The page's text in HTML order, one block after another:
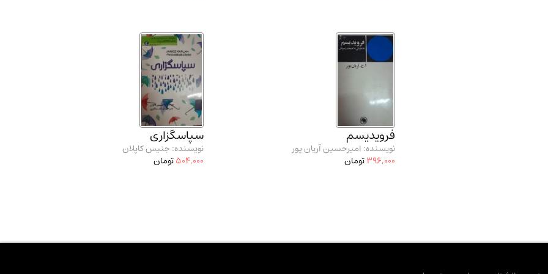
فرویدیسم
نویسنده: امیرحسین آریان پور
396,000تومان
سپاسگزاری
نویسنده: جنیس کاپلان
504,000تومان